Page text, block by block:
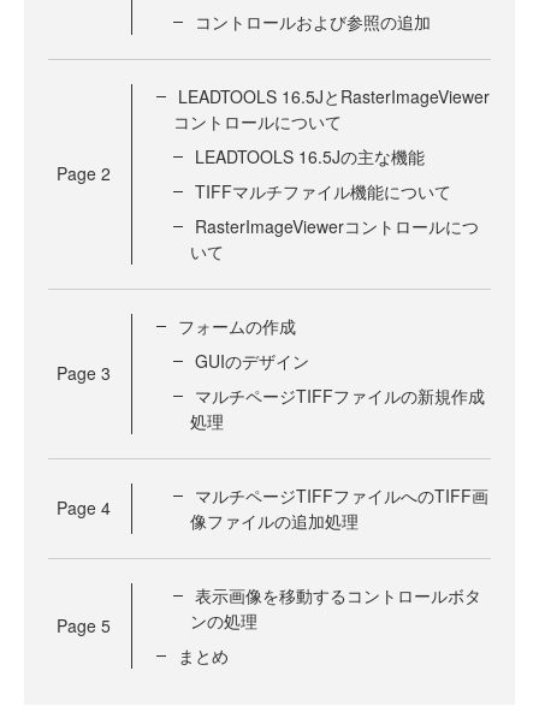
コントロールおよび参照の追加
Page 2
LEADTOOLS 16.5JとRasterImageViewer
コントロールについて
LEADTOOLS 16.5Jの主な機能
TIFFマルチファイル機能について
RasterImageViewerコントロールにつ
いて
Page 3
フォームの作成
GUIのデザイン
マルチページTIFFファイルの新規作成
処理
Page 4
マルチページTIFFファイルへのTIFF画
像ファイルの追加処理
Page 5
表示画像を移動するコントロールボタ
ンの処理
まとめ